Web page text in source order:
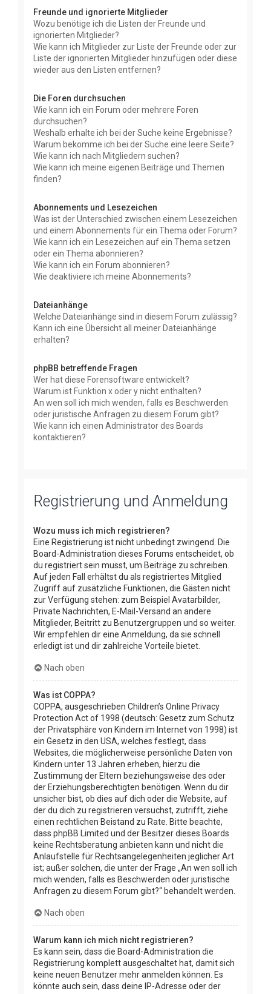
Freunde und ignorierte Mitglieder
Wozu benötige ich die Listen der Freunde und
ignorierten Mitglieder?
Wie kann ich Mitglieder zur Liste der Freunde oder zur
Liste der ignorierten Mitglieder hinzufügen oder diese
wieder aus den Listen entfernen?
Die Foren durchsuchen
Wie kann ich ein Forum oder mehrere Foren
durchsuchen?
Weshalb erhalte ich bei der Suche keine Ergebnisse?
Warum bekomme ich bei der Suche eine leere Seite?
Wie kann ich nach Mitgliedern suchen?
Wie kann ich meine eigenen Beiträge und Themen
finden?
Abonnements und Lesezeichen
Was ist der Unterschied zwischen einem Lesezeichen
und einem Abonnements für ein Thema oder Forum?
Wie kann ich ein Lesezeichen auf ein Thema setzen
oder ein Thema abonnieren?
Wie kann ich ein Forum abonnieren?
Wie deaktiviere ich meine Abonnements?
Dateianhänge
Welche Dateianhänge sind in diesem Forum zulässig?
Kann ich eine Übersicht all meiner Dateianhänge
erhalten?
phpBB betreffende Fragen
Wer hat diese Forensoftware entwickelt?
Warum ist Funktion x oder y nicht enthalten?
An wen soll ich mich wenden, falls es Beschwerden
oder juristische Anfragen zu diesem Forum gibt?
Wie kann ich einen Administrator des Boards
kontaktieren?
Registrierung und Anmeldung
Wozu muss ich mich registrieren?
Eine Registrierung ist nicht unbedingt zwingend. Die
Board-Administration dieses Forums entscheidet, ob
du registriert sein musst, um Beiträge zu schreiben.
Auf jeden Fall erhältst du als registriertes Mitglied
Zugriff auf zusätzliche Funktionen, die Gästen nicht
zur Verfügung stehen: zum Beispiel Avatarbilder,
Private Nachrichten, E-Mail-Versand an andere
Mitglieder, Beitritt zu Benutzergruppen und so weiter.
Wir empfehlen dir eine Anmeldung, da sie schnell
erledigt ist und dir zahlreiche Vorteile bietet.
Nach oben
Was ist COPPA?
COPPA, ausgeschrieben Children’s Online Privacy
Protection Act of 1998 (deutsch: Gesetz zum Schutz
der Privatsphäre von Kindern im Internet von 1998) ist
ein Gesetz in den USA, welches festlegt, dass
Websites, die möglicherweise persönliche Daten von
Kindern unter 13 Jahren erheben, hierzu die
Zustimmung der Eltern beziehungsweise des oder
der Erziehungsberechtigten benötigen. Wenn du dir
unsicher bist, ob dies auf dich oder die Website, auf
der du dich zu registrieren versuchst, zutrifft, ziehe
einen rechtlichen Beistand zu Rate. Bitte beachte,
dass phpBB Limited und der Besitzer dieses Boards
keine Rechtsberatung anbieten kann und nicht die
Anlaufstelle für Rechtsangelegenheiten jeglicher Art
ist; außer solchen, die unter der Frage „An wen soll ich
mich wenden, falls es Beschwerden oder juristische
Anfragen zu diesem Forum gibt?“ behandelt werden.
Nach oben
Warum kann ich mich nicht registrieren?
Es kann sein, dass die Board-Administration die
Registrierung komplett ausgeschaltet hat, damit sich
keine neuen Benutzer mehr anmelden können. Es
könnte auch sein, dass deine IP-Adresse oder der